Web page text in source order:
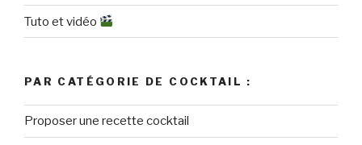
Tuto et vidéo
PAR CATÉGORIE DE COCKTAIL :
Proposer une recette cocktail